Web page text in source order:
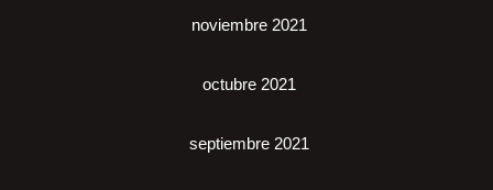
noviembre 2021
octubre 2021
septiembre 2021